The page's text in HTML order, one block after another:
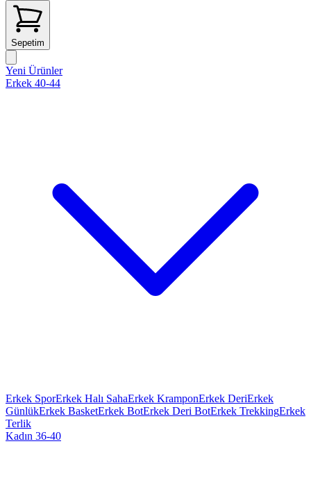
Sepetim
Yeni Ürünler
Erkek 40-44
Erkek SporErkek Halı SahaErkek KramponErkek DeriErkek
GünlükErkek BasketErkek BotErkek Deri BotErkek TrekkingErkek
Terlik
Kadın 36-40